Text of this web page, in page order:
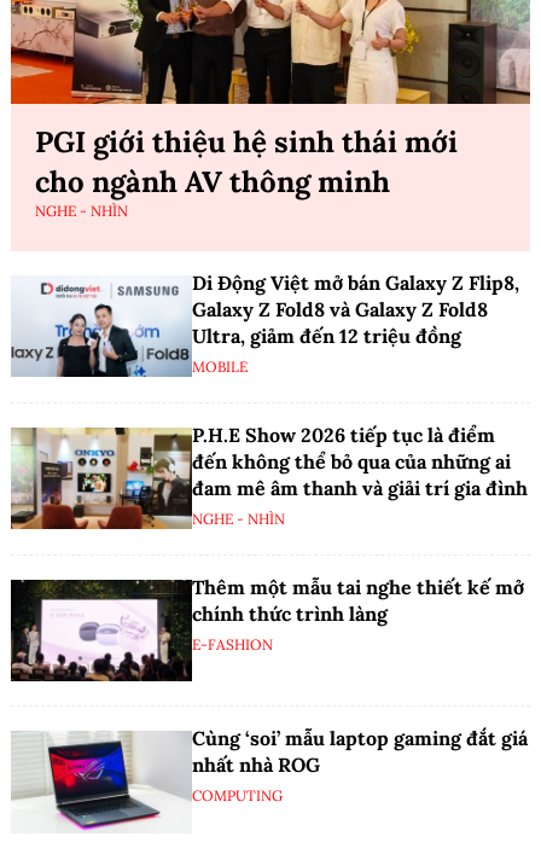
PGI giới thiệu hệ sinh thái mới
cho ngành AV thông minh
NGHE - NHÌN
Di Động Việt mở bán Galaxy Z Flip8,
Galaxy Z Fold8 và Galaxy Z Fold8
Ultra, giảm đến 12 triệu đồng
MOBILE
P.H.E Show 2026 tiếp tục là điểm
đến không thể bỏ qua của những ai
đam mê âm thanh và giải trí gia đình
NGHE - NHÌN
Thêm một mẫu tai nghe thiết kế mở
chính thức trình làng
E-FASHION
Cùng ‘soi’ mẫu laptop gaming đắt giá
nhất nhà ROG
COMPUTING